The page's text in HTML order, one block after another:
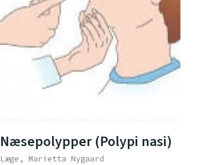
Næsepolypper (Polypi nasi)
Læge, Marietta Nygaard